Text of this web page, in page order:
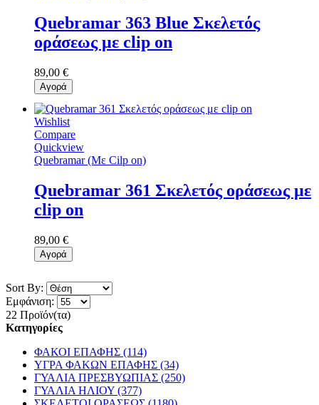
Quebramar 363 Blue Σκελετός
οράσεως με clip on
89,00 €
Αγορά
Wishlist
Compare
Quickview
Quebramar (Με Cilp on)
Quebramar 361 Σκελετός οράσεως με
clip on
89,00 €
Αγορά
Sort By:
Εμφάνιση:
22 Προϊόν(τα)
Κατηγορίες
ΦΑΚΟΙ ΕΠΑΦΗΣ (114)
ΥΓΡΑ ΦΑΚΩΝ ΕΠΑΦΗΣ (34)
ΓΥΑΛΙΑ ΠΡΕΣΒΥΩΠΙΑΣ (250)
ΓΥΑΛΙΑ ΗΛΙΟΥ (377)